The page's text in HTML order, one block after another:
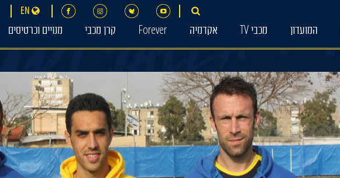
EN
המועדון מכבי TV אקדמיה Forever קרן מכבי מנויים וכרטיסים